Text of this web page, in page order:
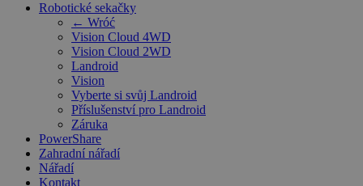
Robotické sekačky
← Wróć
Vision Cloud 4WD
Vision Cloud 2WD
Landroid
Vision
Vyberte si svůj Landroid
Příslušenství pro Landroid
Záruka
PowerShare
Zahradní nářadí
Nářadí
Kontakt